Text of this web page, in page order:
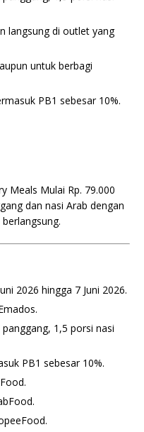
langsung di outlet yang
untuk berbagi
PB1 sebesar 10%.
Meals Mulai Rp. 79.000
dan nasi Arab dengan
2026 hingga 7 Juni 2026.
1,5 porsi nasi
PB1 sebesar 10%.